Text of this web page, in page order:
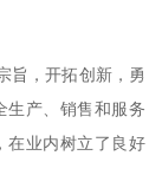
旨，开拓创新，勇
生产、销售和服务
在业内树立了良好